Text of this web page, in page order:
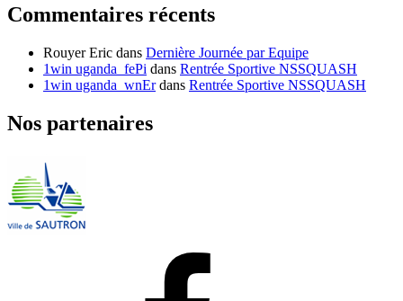
Commentaires récents
Rouyer Eric dans Dernière Journée par Equipe
1win uganda_fePi dans Rentrée Sportive NSSQUASH
1win uganda_wnErdans Rentrée Sportive NSSQUASH
Nos partenaires